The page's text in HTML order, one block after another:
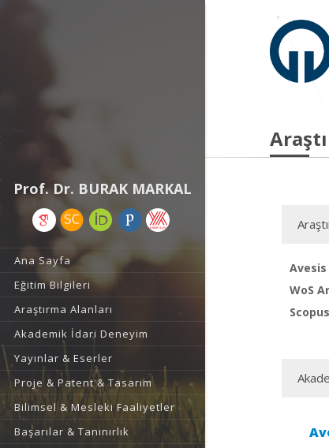
Prof. Dr. BURAK MARKAL
Ana Sayfa
Eğitim Bilgileri
Araştırma Alanları
Akademik İdari Deneyim
Yayınlar & Eserler
Proje & Patent & Tasarım
Bilimsel & Mesleki Faaliyetler
Başarılar & Tanınırlık
Avesis
WoS